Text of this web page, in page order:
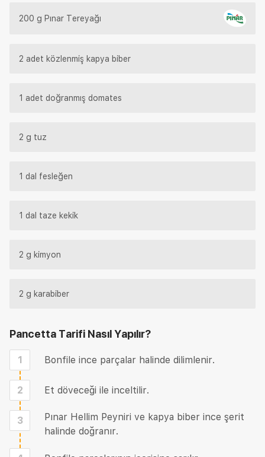
200 g Pınar Tereyağı
2 adet közlenmiş kapya biber
1 adet doğranmış domates
2 g tuz
1 dal fesleğen
1 dal taze kekik
2 g kimyon
2 g karabiber
Pancetta Tarifi Nasıl Yapılır?
1 Bonfile ince parçalar halinde dilimlenir.
2 Et döveceği ile inceltilir.
3
Pınar Hellim Peyniri ve kapya biber ince şerit
halinde doğranır.